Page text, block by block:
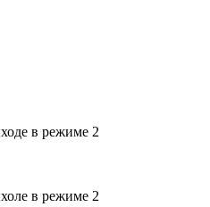
в режиме 2
в режиме 2